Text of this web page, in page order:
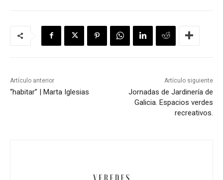
Artículo anterior
“habitar” | Marta Iglesias
Artículo siguiente
Jornadas de Jardinería de
Galicia. Espacios verdes
recreativos.